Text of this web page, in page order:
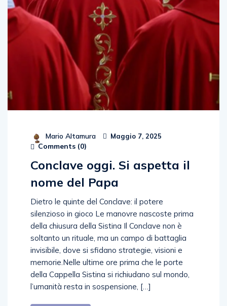
Mario Altamura Maggio 7, 2025
Comments (0)
Conclave oggi. Si aspetta il
nome del Papa
Dietro le quinte del Conclave: il potere
silenzioso in gioco Le manovre nascoste prima
della chiusura della Sistina Il Conclave non è
soltanto un rituale, ma un campo di battaglia
invisibile, dove si sfidano strategie, visioni e
memorie.Nelle ultime ore prima che le porte
della Cappella Sistina si richiudano sul mondo,
l’umanità resta in sospensione, […]